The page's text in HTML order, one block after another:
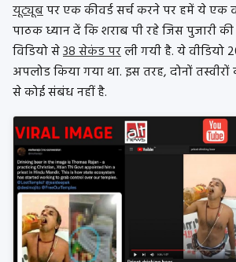
यूट्यूबपर एक कीवर्ड सर्च करने पर हमें ये एक
पाठक ध्यान दें कि शराब पी रहे जिस पुजारी
विडियो से38 सेकंड परली गयी है. ये वीडियो
अपलोड किया गया था. इस तरह, दोनों
से कोई संबंध नहीं है.